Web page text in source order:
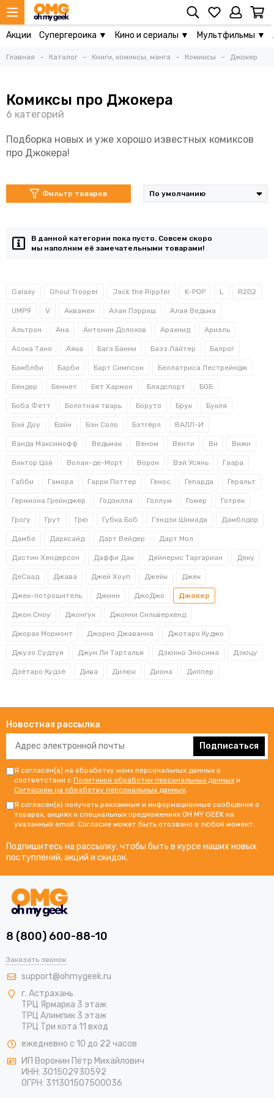
Акции Супергероика ▼ Кино и сериалы ▼ Мультфильмы ▼
Главная Каталог Книги, комиксы, манга Комиксы Джокер
Комиксы про Джокера
Подборка новых и уже хорошо известных комиксов
про Джокера!
Фильтр товаров
В данной категории пока пусто. Совсем скоро
мы наполним её замечательными товарами!
Galaxy Ghoul Trooper Jack the Rippter K-POP L R2D2
UMP9 V Аквамен Алан Пэрриш Алая Ведьма
Альтрон Ана Антонин Долохов Арахнид Ариэль
Асока Тано Аяка Багз Банни Базз Лайтер Балрог
Бамблби Барби Барт Симпсон Беллатриса Лестрейндж
Бендер Беннет Бет Хармон Бладспорт БОБ
Боба Фетт Болотная тварь Боруто Брук Букля
Бэй Доу Бэйн Бэн Соло Бэтгёрл ВАЛЛ-И
Ванда Максимофф Ведьмак Веном Венти Ви Вижн
Виктор Цой Волан-де-Морт Ворон Вэй Усянь Гаара
Габби Гамора Гарри Поттер Генос Гепарда Геральт
Гермиона Грейнджер Годзилла Голлум Гомер Готрек
Грогу Грут Грю Губка Боб Гэндзи Шимада Дамблдор
Дамбо Дарксайд Дарт Вейдер Дарт Мол
Дастин Хендерсон Даффи Дак Дейнерис Таргариан Деку
ДеСаад Джава Джей Хоуп Джейк Джек
Джек-потрошитель Джинн ДжоДжо Джокер
Джон Сноу Джонгук Джонни Сильверхенд
Джорах Мормонт Джорно Джаванна Джотаро Куджо
Джузо Судзуя Джун Ли Тарталья Дзюнко Эносима Дзюцу
Дзётаро Кудзё Дива Дилюк Диона Диппер
Новостная рассылка
Подписаться
Я согласен(а) на обработку моих персональных данных в
соответствии с Политикой обработки персональных данных и
Согласием на обработку персональных данных.
Я согласен(а) получать рекламные и информационные сообщения о
товарах, акциях и специальных предложениях OH MY GEEK на
указанный email. Согласие может быть отозвано в любой момент.
Подпишитесь на рассылку, чтобы быть в курсе наших новых
поступлений, акций и скидок.
8 (800) 600-88-10
Заказать звонок
support@ohmygeek.ru
г. Астрахань
ТРЦ Ярмарка 3 этаж
ТРЦ Алимпик 3 этаж
ТРЦ Три кота 11 вход
ежедневно с 10 до 22 часов
ИП Воронин Пётр Михайлович
ИНН: 301502930592
ОГРН: 311301507500036